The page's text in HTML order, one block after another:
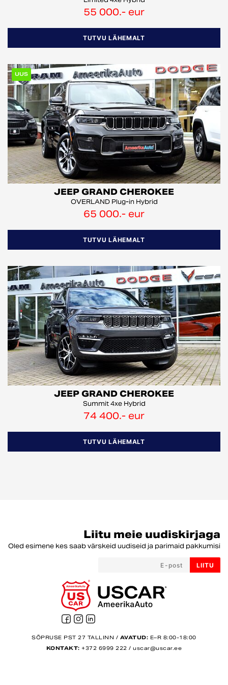
55 000.- eur
TUTVU LÄHEMALT
UUS
JEEP GRAND CHEROKEE
OVERLAND Plug-in Hybrid
65 000.- eur
TUTVU LÄHEMALT
JEEP GRAND CHEROKEE
Summit 4xe Hybrid
74 400.- eur
TUTVU LÄHEMALT
SÕPRUSE PST 27 TALLINN /AVATUD: E–R 8:00-18:00
KONTAKT:+372 6999 222/uscar@uscar.ee
Liitu meie uudiskirjaga
Oled esimene kes saab värskeid uudiseid ja parimaid pakkumisi
LIITU